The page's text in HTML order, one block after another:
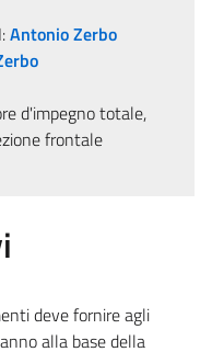
Antonio Zerbo
d'impegno totale,
frontale
deve fornire agli
alla base della